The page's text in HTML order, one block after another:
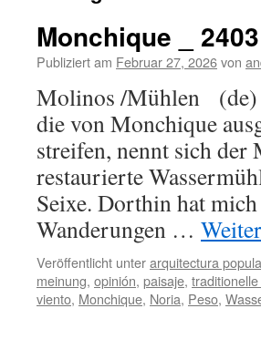
Monchique _
Publiziert am Februar 27, 2026von
Molinos /Mühlen (de)
die von Monchique
streifen, nennt sich der
restaurierte
Seixe. Dorthin hat
Wanderungen …
Veröffentlicht unterarquitectura
meinung, opinión, paisaje,
viento, Monchique, Noria, Peso,